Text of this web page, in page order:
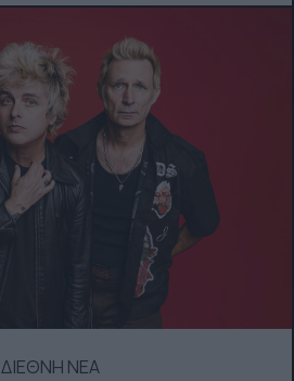
ΔΙΕΘΝΗ ΝΕΑ